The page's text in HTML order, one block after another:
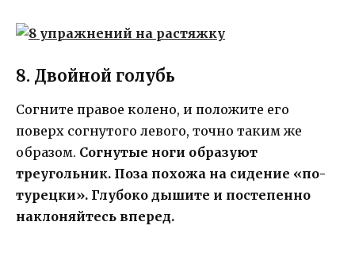
8. Двойной голубь
Согните правое колено, и положите его
поверх согнутого левого, точно таким же
образом. Согнутые ноги образуют
треугольник. Поза похожа на сидение «по-
турецки». Глубоко дышите и постепенно
наклоняйтесь вперед.